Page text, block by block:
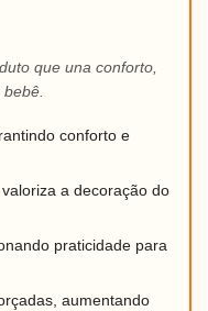
que una conforto,
conforto e
a decoração do
praticidade para
aumentando